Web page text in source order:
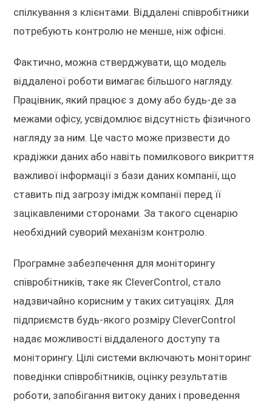
спілкування з клієнтами. Віддалені співробітники
потребують контролю не менше, ніж офісні.
Фактично, можна стверджувати, що модель
віддаленої роботи вимагає більшого нагляду.
Працівник, який працює з дому або будь-де за
межами офісу, усвідомлює відсутність фізичного
нагляду за ним. Це часто може призвести до
крадіжки даних або навіть помилкового викриття
важливої інформації з бази даних компанії, що
ставить під загрозу імідж компанії перед її
зацікавленими сторонами. За такого сценарію
необхідний суворий механізм контролю.
Програмне забезпечення для моніторингу
співробітників, таке як CleverControl, стало
надзвичайно корисним у таких ситуаціях. Для
підприємств будь-якого розміру CleverControl
надає можливості віддаленого доступу та
моніторингу. Цілі системи включають моніторинг
поведінки співробітників, оцінку результатів
роботи, запобігання витоку даних і проведення